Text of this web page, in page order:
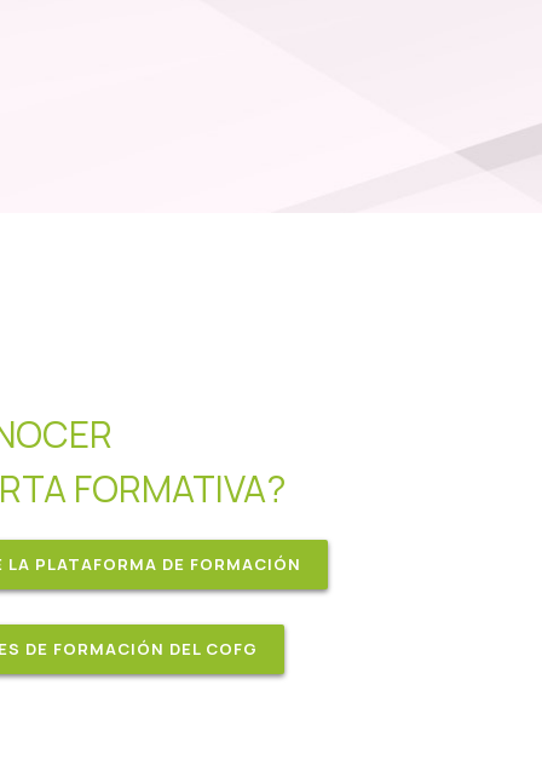
FORMATIVA?
LA PLATAFORMA DE FORMACIÓN
DE FORMACIÓN DEL COFG